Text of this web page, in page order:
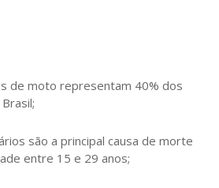
de moto representam 40% dos
são a principal causa de morte
entre 15 e 29 anos;